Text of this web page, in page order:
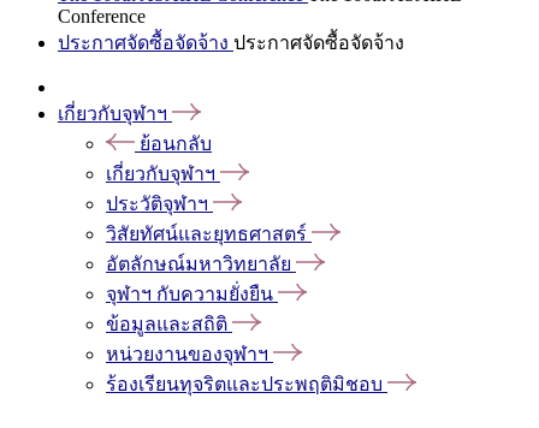
Conference
ประกาศจัดซื้อจัดจ้าง ประกาศจัดซื้อจัดจ้าง
เกี่ยวกับจุฬาฯ
ย้อนกลับ
เกี่ยวกับจุฬาฯ
ประวัติจุฬาฯ
วิสัยทัศน์และยุทธศาสตร์
อัตลักษณ์มหาวิทยาลัย
จุฬาฯ กับความยั่งยืน
ข้อมูลและสถิติ
หน่วยงานของจุฬาฯ
ร้องเรียนทุจริตและประพฤติมิชอบ